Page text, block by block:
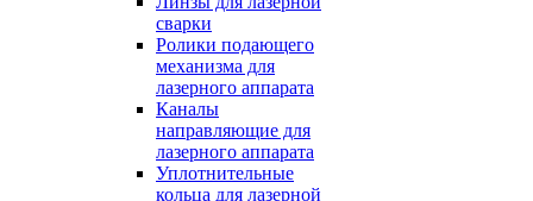
сварки
Ролики подающего
механизма для
лазерного аппарата
Каналы
направляющие для
лазерного аппарата
Уплотнительные
кольца для лазерной